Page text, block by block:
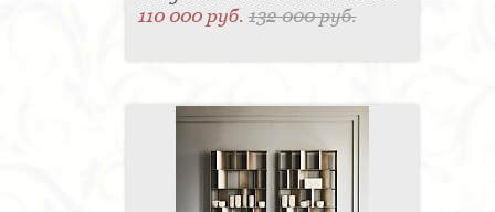
110 000 руб.132 000 руб.